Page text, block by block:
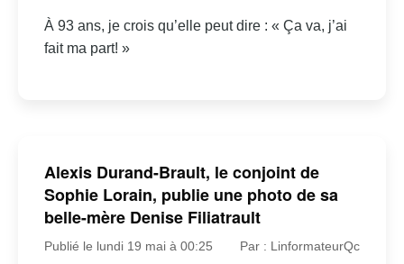
À 93 ans, je crois qu’elle peut dire : « Ça va, j’ai
fait ma part! »
Alexis Durand-Brault, le conjoint de
Sophie Lorain, publie une photo de sa
belle-mère Denise Filiatrault
Publié le lundi 19 mai à 00:25 Par : LinformateurQc